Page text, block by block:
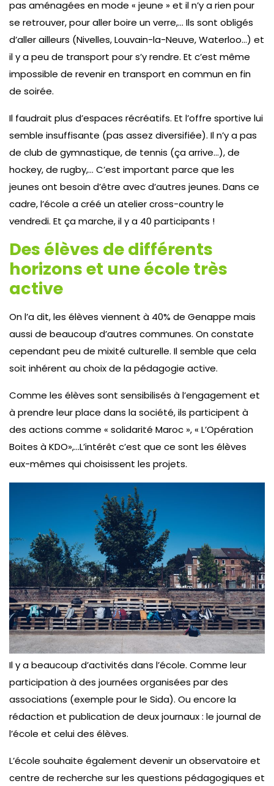
pas aménagées en mode « jeune » et il n’y a rien pour
se retrouver, pour aller boire un verre,… Ils sont obligés
d’aller ailleurs (Nivelles, Louvain-la-Neuve, Waterloo…) et
il y a peu de transport pour s’y rendre. Et c’est même
impossible de revenir en transport en commun en fin
de soirée.
Il faudrait plus d’espaces récréatifs. Et l’offre sportive lui
semble insuffisante (pas assez diversifiée). Il n’y a pas
de club de gymnastique, de tennis (ça arrive…), de
hockey, de rugby,… C’est important parce que les
jeunes ont besoin d’être avec d’autres jeunes. Dans ce
cadre, l’école a créé un atelier cross-country le
vendredi. Et ça marche, il y a 40 participants !
Des élèves de différents
horizons et une école très
active
On l’a dit, les élèves viennent à 40% de Genappe mais
aussi de beaucoup d’autres communes. On constate
cependant peu de mixité culturelle. Il semble que cela
soit inhérent au choix de la pédagogie active.
Comme les élèves sont sensibilisés à l’engagement et
à prendre leur place dans la société, ils participent à
des actions comme « solidarité Maroc », « L’Opération
Boites à KDO»,…L’intérêt c’est que ce sont les élèves
eux-mêmes qui choisissent les projets.
Il y a beaucoup d’activités dans l’école. Comme leur
participation à des journées organisées par des
associations (exemple pour le Sida). Ou encore la
rédaction et publication de deux journaux : le journal de
l’école et celui des élèves.
L’école souhaite également devenir un observatoire et
centre de recherche sur les questions pédagogiques et